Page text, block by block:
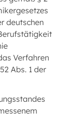
deutschen
Verfahren
Abs. 1 der